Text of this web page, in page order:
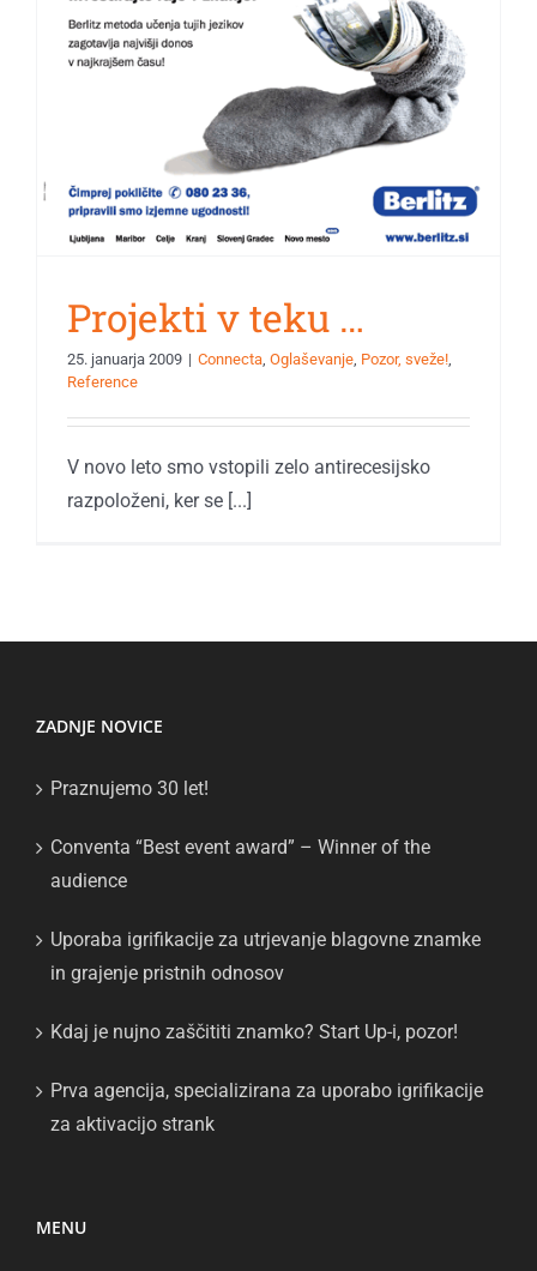
Projekti v teku …
25. januarja 2009 | Connecta Oglaševanje Pozor, sveže!
Reference
V novo leto smo vstopili zelo antirecesijsko
razpoloženi, ker se [...]
ZADNJE NOVICE
Praznujemo 30 let!
Conventa “Best event award” – Winner of the
audience
Uporaba igrifikacije za utrjevanje blagovne znamke
in grajenje pristnih odnosov
Kdaj je nujno zaščititi znamko? Start Up-i, pozor!
Prva agencija, specializirana za uporabo igrifikacije
za aktivacijo strank
MENU